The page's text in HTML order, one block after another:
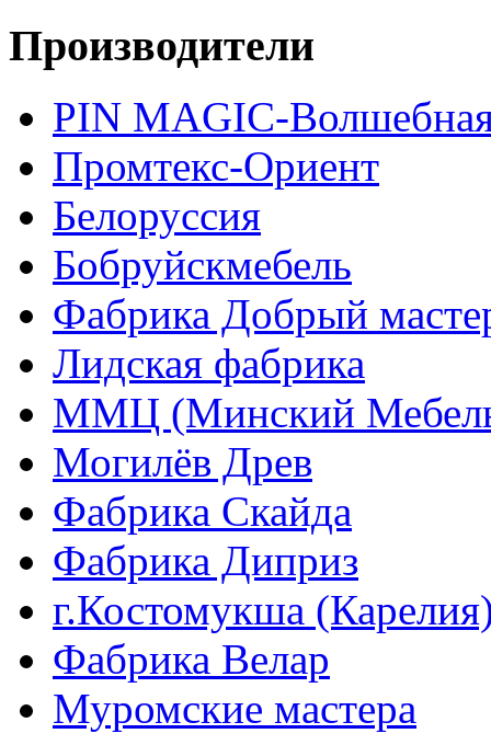
Производители
PIN MAGIС-
Промтекс-Ориент
Белоруссия
Бобруйскмебель
Фабрика Добрый
Лидская фабрика
ММЦ (Минский
Могилёв Древ
Фабрика Скайда
Фабрика Диприз
г.Костомукша
Фабрика Велар
Муромские мастера